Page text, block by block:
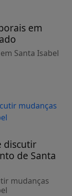
em
Santa Isabel
discutir
de Santa
mudanças